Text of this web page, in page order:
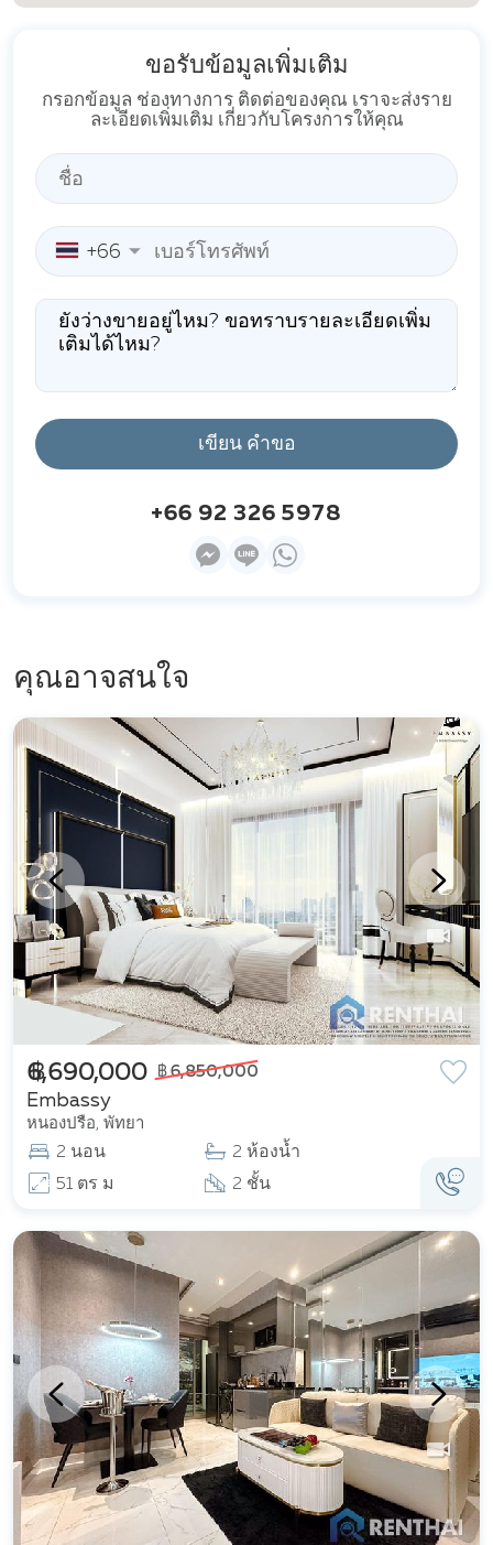
ขอรับข้อมูลเพิ่มเติม
กรอกข้อมูล ช่องทางการ ติดต่อของคุณ เราจะส่งราย
ละเอียดเพิ่มเติม เกี่ยวกับโครงการให้คุณ
+66
เขียน คำขอ
+66 92 326 5978
คุณอาจสนใจ
Embassy
หนองปรือ, พัทยา
฿ 6,690,000 ฿ 6,850,000
2 นอน
2 ห้องน้ำ
51 ตร ม
2 ชั้น